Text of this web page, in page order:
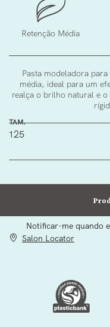
Retenção Média
Pasta modeladora
média, ideal para um
realça o brilho natural e
Notificar-me quando
TAM.
125
Salon Locator